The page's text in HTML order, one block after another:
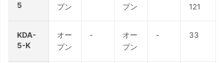
5 プン プン 121
KDA-
5-K
オー
プン
-
オー
プン
- 33